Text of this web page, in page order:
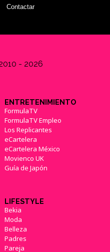
Contactar
- 2026
ENTRETENIMIENTO
FormulaTV
FormulaTV Empleo
Los Replicantes
eCartelera
eCartelera México
Movienco UK
Guía de Japón
LIFESTYLE
Bekia
Moda
Belleza
Padres
Pareja